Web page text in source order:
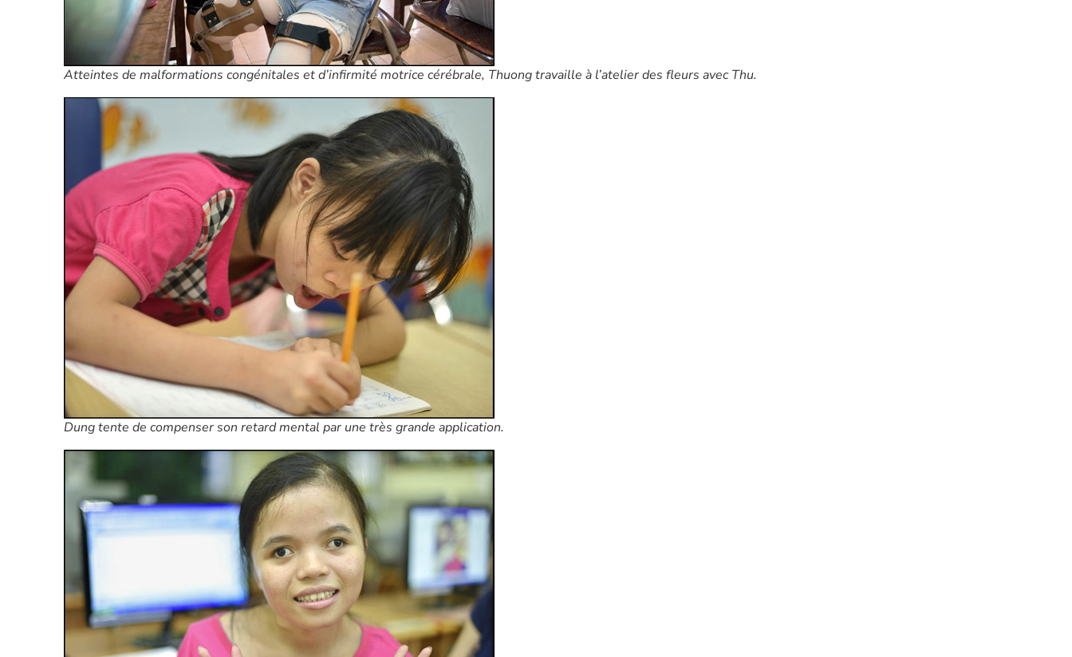
Atteintes de malformations congénitales et d’infirmité motrice cérébrale, Thuong travaille à l’atelier des fleurs avec Thu.
Dung tente de compenser son retard mental par une très grande application.